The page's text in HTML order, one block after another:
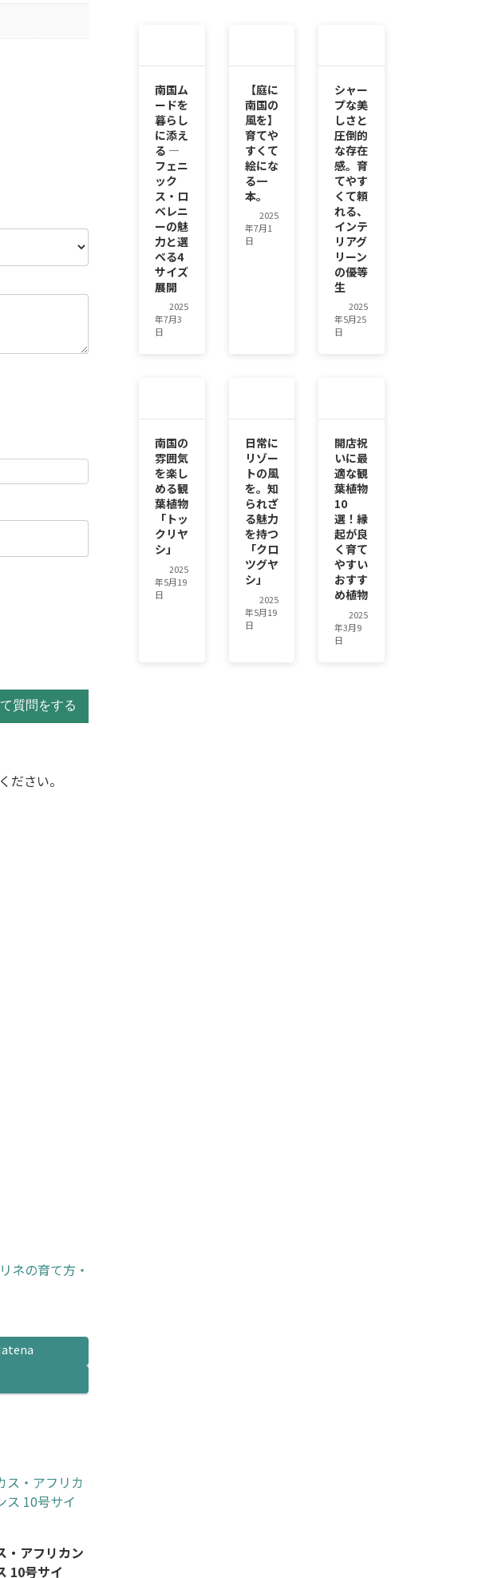
質問をする
さい。
ネの育て方・
・アフリカン
10号サイ
品
南国ム
ードを
暮らし
に添え
る ―
フェニ
ック
ス・ロ
ベレニ
ーの魅
力と選
べる4
サイズ
展開
2025
年7月3
日
【庭に
南国の
風を】
育てや
すくて
絵にな
る一
本。
2025
年7月1
日
シャー
プな美
しさと
圧倒的
な存在
感。育
てやす
くて頼
れる、
インテ
リアグ
リーン
の優等
生
2025
年5月25
日
南国の
雰囲気
を楽し
める観
葉植物
「トッ
クリヤ
シ」
2025
年5月19
日
日常に
リゾー
トの風
を。知
られざ
る魅力
を持つ
「クロ
ツグヤ
シ」
2025
年5月19
日
開店祝
いに最
適な観
葉植物
10
選！縁
起が良
く育て
やすい
おすす
め植物
2025
年3月9
日